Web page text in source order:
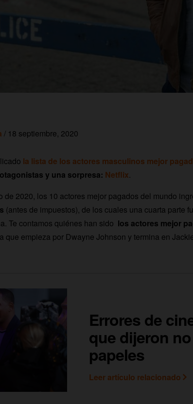
/ 18 septiembre, 2020
la lista de los actores masculinos mejor
y una sorpresa: Netflix.
de 2020, los 10 actores mejor pagados del mundo
(antes de impuestos), de los cuales una cuarta parte
Te contamos quiénes han sido los actores mejor
que empieza por Dwayne Johnson y termina en
Errores de
que dijeron
papeles
Leer artículo relacionado